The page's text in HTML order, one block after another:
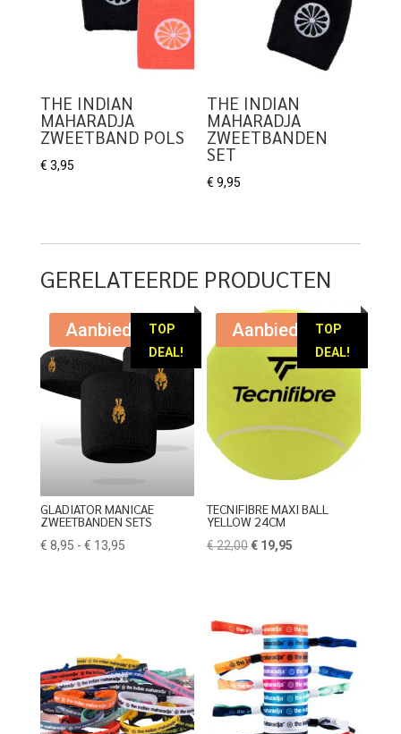
THE INDIAN
MAHARADJA
ZWEETBAND POLS
€ 3,95
THE INDIAN
MAHARADJA
ZWEETBANDEN
SET
€ 9,95
GERELATEERDE PRODUCTEN
TOP
DEAL!
Aanbieding!
GLADIATOR MANICAE
ZWEETBANDEN SETS
€ 8,95 - € 13,95Prijsklasse:
TOP
DEAL!
Aanbieding!
TECNIFIBRE MAXI BALL
YELLOW 24CM
€22,00Oorspronkelijke
€ 19,95